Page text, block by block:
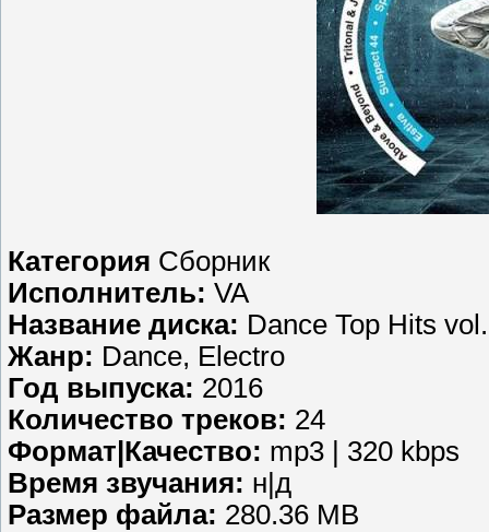
Категория Сборник
Исполнитель: VA
Название диска: Dance Top Hits
Жанр: Dance, Electro
Год выпуска: 2016
Количество треков: 24
Формат|Качество: mp3 | 320 kbps
Время звучания: н|д
Размер файла: 280.36 MB